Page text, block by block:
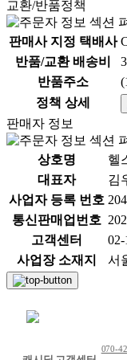
교환/반품정책
판매사 지정 택배사
반품/교환 배송비
반품주소
정책 상세
판매자 정보
상호명
헬
대표자
김
사업자 등록 번호
통신판매업번호
고객센터
02-
사업장 소재지
서
070-